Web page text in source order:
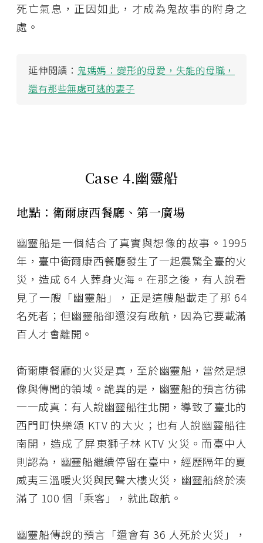
死亡氣息，正因如此，才成為鬼故事的附身之
處。
延伸閱讀： 鬼媽媽：變形的母愛，失能的母職，
還有那些無處可逃的妻子
Case 4.幽靈船
地點：衛爾康西餐廳、第一廣場
幽靈船是一個結合了真實與想像的故事。1995
年，臺中衛爾康西餐廳發生了一起震驚全臺的火
災，造成 64 人葬身火海。在那之後，有人說看
見了一艘「幽靈船」，正是這艘船載走了那 64
名死者；但幽靈船卻還沒有啟航，因為它要載滿
百人才會離開。
衛爾康餐廳的火災是真，至於幽靈船，當然是想
像與傳聞的領域。詭異的是，幽靈船的預言彷彿
一一成真：有人說幽靈船往北開，導致了臺北的
西門町快樂頌 KTV 的大火；也有人說幽靈船往
南開，造成了屏東獅子林 KTV 火災。而臺中人
則認為，幽靈船繼續停留在臺中，經歷隔年的夏
威夷三溫暖火災與民聲大樓火災，幽靈船終於湊
滿了 100 個「乘客」，就此啟航。
幽靈船傳說的預言「還會有 36 人死於火災」，